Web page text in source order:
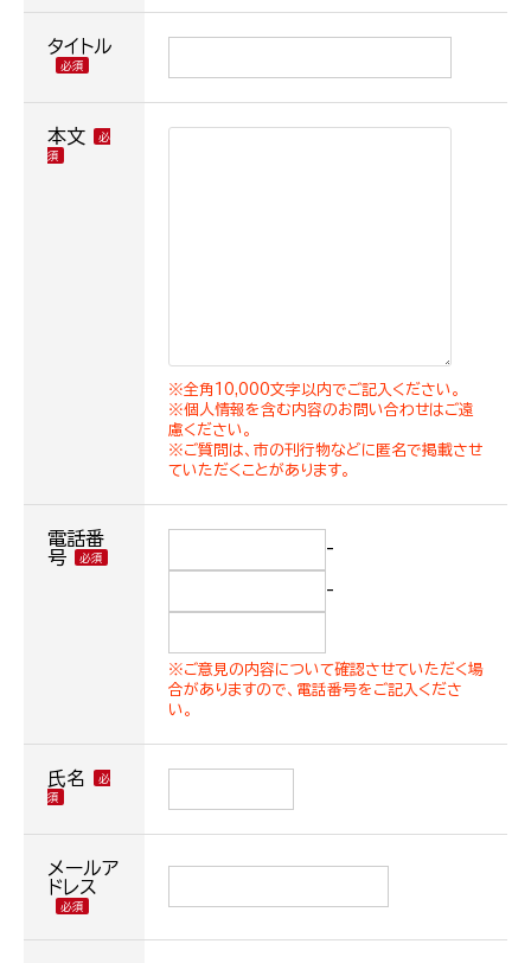
タイトル
本文
※全角10,000文字以内でご記入ください。
※個人情報を含む内容のお問い合わせはご遠
慮ください。
※ご質問は、市の刊行物などに匿名で掲載させ
ていただくことがあります。
電話番
号
-
-
※ご意見の内容について確認させていただく場
合がありますので、電話番号をご記入くださ
い。
氏名
メールア
ドレス